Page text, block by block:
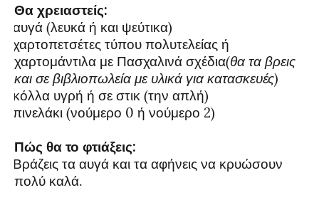
Θα χρειαστείς:
αυγά (λευκά ή και ψεύτικα)
χαρτοπετσέτες τύπου πολυτελείας ή
χαρτομάντιλα με Πασχαλινά σχέδια(θα τα βρεις
και σε βιβλιοπωλεία με υλικά για κατασκευές)
κόλλα υγρή ή σε στικ (την απλή)
πινελάκι (νούμερο 0 ή νούμερο 2)
Πώς θα το φτιάξεις:
Βράζεις τα αυγά και τα αφήνεις να κρυώσουν
πολύ καλά.